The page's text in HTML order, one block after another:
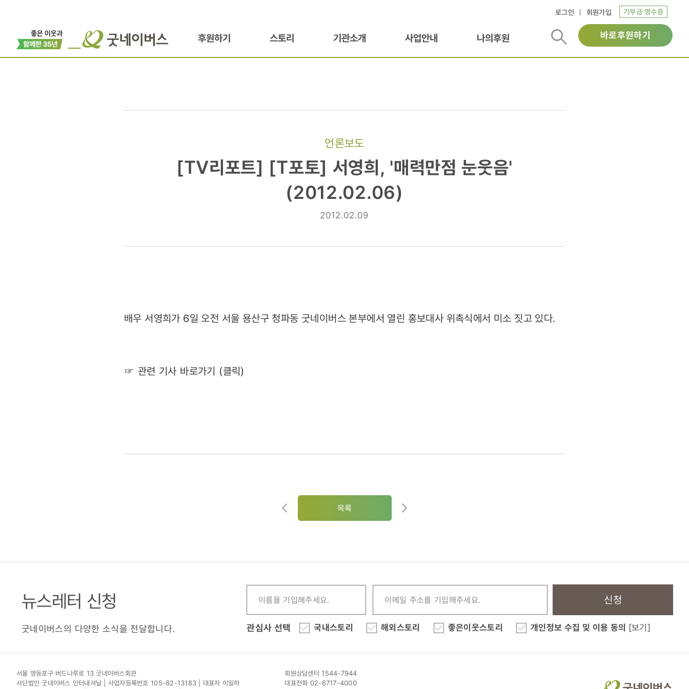
로그인 회원가입 기부금 영수증
후원하기 스토리 기관소개 사업안내 나의후원 바로후원하기
언론보도
[TV리포트]
'매력만점
[TV리포트] [T포토] 서영희, '매력만점 눈웃음'
(2012.02.06)
2012.02.09
배우 서영희가 6일 오전 서울 용산구 청파동 굿네이버스 본부에서 열린 홍보대사 위촉식에서 미소 짓고 있다.
☞ 관련 기사 바로가기 (클릭)
목록
뉴스레터 신청
굿네이버스의 다양한 소식을 전달합니다.
신청
관심사 선택 국내스토리 해외스토리 좋은이웃스토리 개인정보 수집 및 이용 동의 [보기]
서울 영등포구 버드나루로 13 굿네이버스회관
사단법인 굿네이버스 인터내셔날 | 사업자등록번호 105-82-13183 | 대표자 이일하
회원상담센터 1544-7944
대표전화 02-6717-4000